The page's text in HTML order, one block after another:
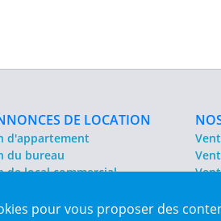
pour vous proposer des
DE LOCATION
d'appartement
du bureau
de local commercial